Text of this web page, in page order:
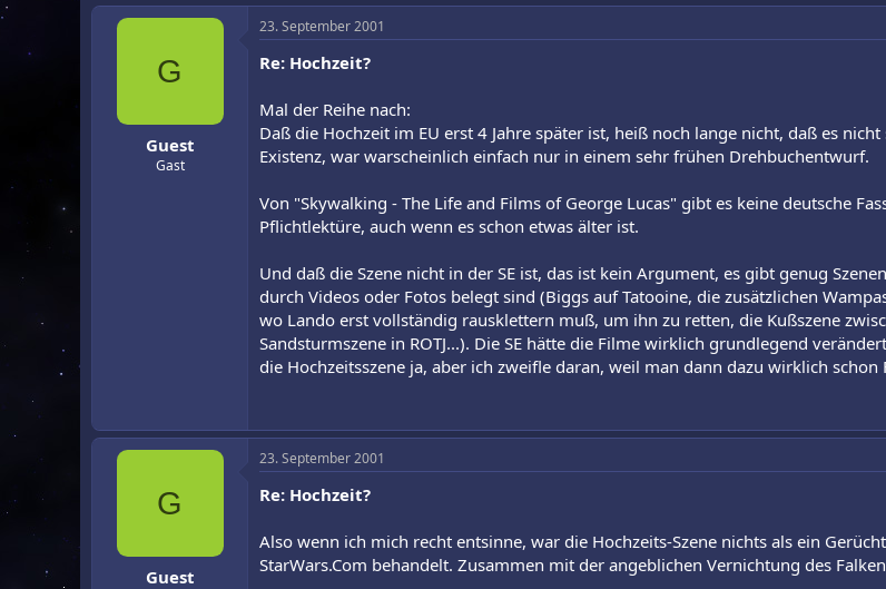
G
Guest
Gast
23. September 2001
Re: Hochzeit?
Mal der Reihe nach:
Daß die Hochzeit im EU erst 4 Jahre später ist, heiß noch lange nicht, daß es
Existenz, war warscheinlich einfach nur in einem sehr frühen Drehbuchentwurf.
Von "Skywalking - The Life and Films of George Lucas" gibt es keine deutsche
Pflichtlektüre, auch wenn es schon etwas älter ist.
Und daß die Szene nicht in der SE ist, das ist kein Argument, es gibt genug
durch Videos oder Fotos belegt sind (Biggs auf Tatooine, die zusätzlichen
wo Lando erst vollständig rausklettern muß, um ihn zu retten, die Kußszene
Sandsturmszene in ROTJ...). Die SE hätte die Filme wirklich grundlegend
die Hochzeitsszene ja, aber ich zweifle daran, weil man dann dazu wirklich schon
G
Guest
23. September 2001
Re: Hochzeit?
Also wenn ich mich recht entsinne, war die Hochzeits-Szene nichts als ein
StarWars.Com behandelt. Zusammen mit der angeblichen Vernichtung des